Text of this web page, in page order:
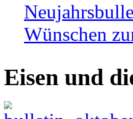
Wünschen
Eisen und